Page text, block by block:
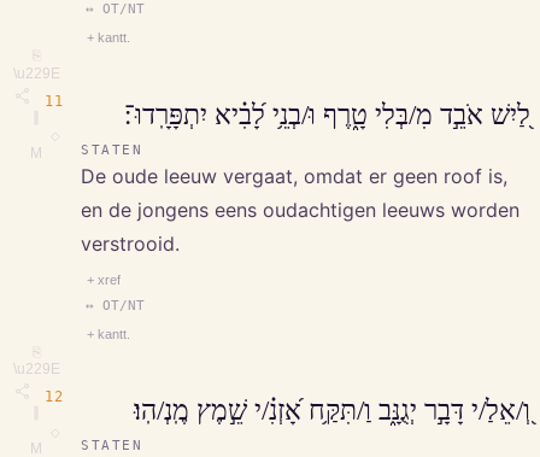
⎘
\u229E
M
↔ OT/NT
+ kantt.
11
⎘
\u229E
M
לַ֭יִשׁ אֹבֵ֣ד מִ/בְּלִי טָ֑רֶף וּ/בְנֵ֥י לָ֝בִ֗יא יִתְפָּרָֽדוּ־׃
STATEN
De oude leeuw vergaat, omdat er geen roof is,
en de jongens eens oudachtigen leeuws worden
verstrooid.
+ xref
↔ OT/NT
+ kantt.
12 וְ֭/אֵלַ/י דָּבָ֣ר יְגֻנָּ֑ב וַ/תִּקַּ֥ח אָ֝זְנִ֗/י שֵׁ֣מֶץ מֶֽנְ/הֽוּ׃
STATEN